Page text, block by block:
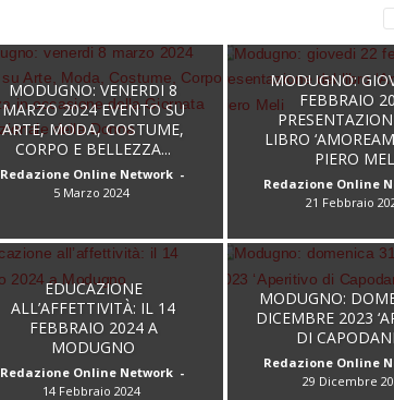
MODUGNO: VENERDI 8
MARZO 2024 EVENTO SU
ARTE, MODA, COSTUME,
CORPO E BELLEZZA...
Redazione Online Network -
5 Marzo 2024
MODUGNO:
FEBBRAIO
LIBRO
PIERO
Redazione Online
21 Febbraio
EDUCAZIONE
ALL’AFFETTIVITÀ: IL 14
FEBBRAIO 2024 A
MODUGNO
Redazione Online Network -
14 Febbraio 2024
MODUGNO:
DICEMBRE 2023
DI
Redazione Online
29 Dicembre